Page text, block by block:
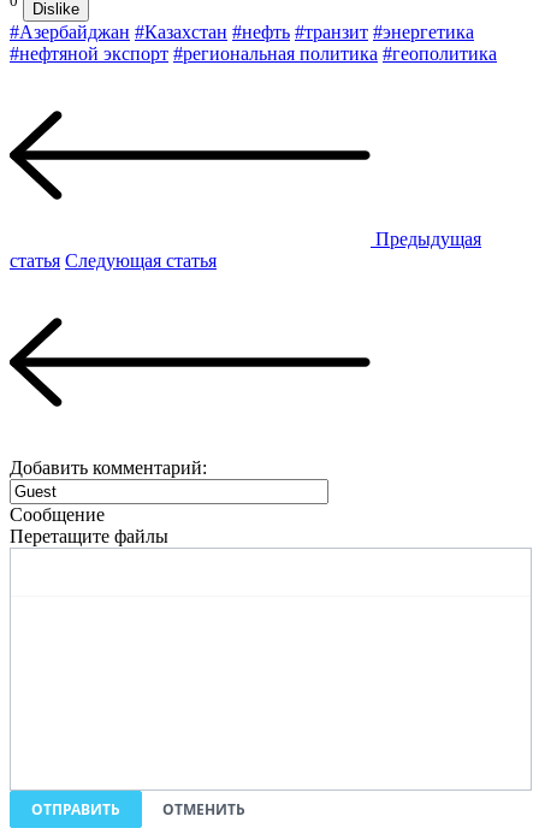
Dislike
#Азербайджан #Казахстан #нефть #транзит #энергетика
#нефтяной экспорт #региональная политика #геополитика
Предыдущая
статья Следующая статья
Добавить комментарий:
Сообщение
Перетащите файлы
ОТПРАВИТЬ
ОТМЕНИТЬ